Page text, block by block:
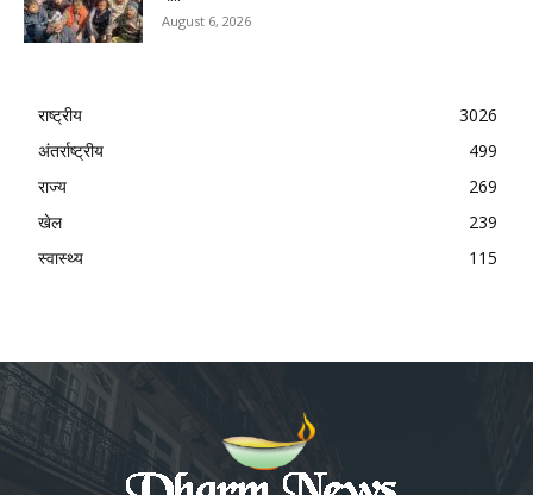
August 6, 2026
राष्ट्रीय
3026
अंतर्राष्ट्रीय
499
राज्य
269
खेल
239
स्वास्थ्य
115